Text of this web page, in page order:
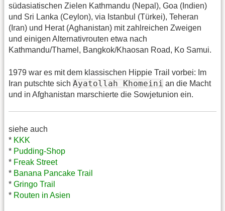
südasiatischen Zielen Kathmandu (Nepal), Goa (Indien)
und Sri Lanka (Ceylon), via Istanbul (Türkei), Teheran
(Iran) und Herat (Aghanistan) mit zahlreichen Zweigen
und einigen Alternativrouten etwa nach
Kathmandu/Thamel, Bangkok/Khaosan Road, Ko Samui.
1979 war es mit dem klassischen Hippie Trail vorbei: Im
Iran putschte sich Ayatollah Khomeini an die Macht
und in Afghanistan marschierte die Sowjetunion ein.
siehe auch
* KKK
* Pudding-Shop
* Freak Street
* Banana Pancake Trail
* Gringo Trail
* Routen in Asien